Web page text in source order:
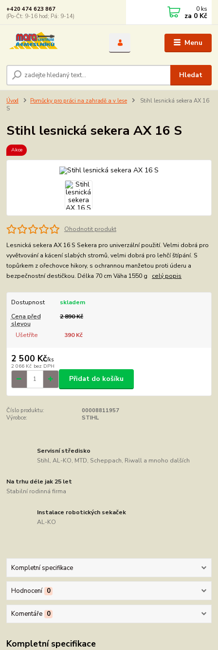
Menu
Hledat
+420 474 623 867
(Po-Čt: 9-16 hod; Pá: 9-14)
0 ks
za 0 Kč
Úvod Pomůcky pro práci na zahradě a v lese
Stihl lesnická sekera AX 16
S
Stihl lesnická sekera AX 16 S
Akce
Ohodnotit produkt
Lesnická sekera AX 16 S Sekera pro univerzální použití. Velmi dobrá pro
vyvětvování a kácení slabých stromů, velmi dobrá pro lehčí štípání. S
topůrkem z ořechovce hikory, s ochrannou manžetou proti úderu a
bezpečnostní destičkou. Délka 70 cm Váha 1550 g celý popis
Dostupnost
skladem
Cena před
slevou
2 890 Kč
Ušetříte 390 Kč
2 500 Kč/ks
2 066 Kč bez DPH
Přidat do košíku
Číslo produktu:
00008811957
Výrobce:
STIHL
Servisní středisko
Stihl, AL-KO, MTD, Scheppach, Riwall a mnoho dalších
Na trhu déle jak 25 let
Stabilní rodinná firma
Instalace robotických sekaček
AL-KO
Kompletní specifikace
Hodnocení 0
Komentáře 0
Kompletní specifikace